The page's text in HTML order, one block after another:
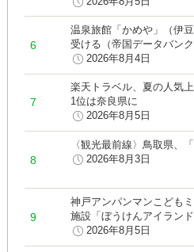
温泉旅館「かめや」（伊
受ける（帝国データバンク
2026年8月4日
楽天トラベル、夏の人気
1位は奈良県に
2026年8月5日
〈観光最前線〉鳥取県、
2026年8月3日
神戸アンパンマンこども
施設「ぼうけんアイラン
2026年8月5日